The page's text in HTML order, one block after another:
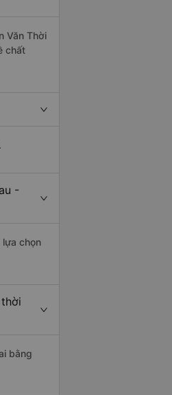
Văn Thời
chất
-
lựa chọn
bằng